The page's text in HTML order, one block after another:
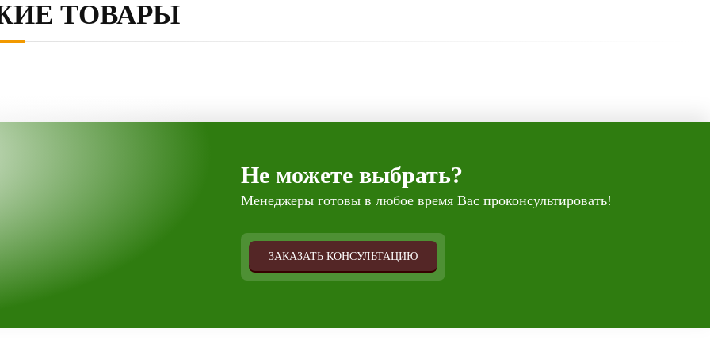
ТОВАРЫ
Не можете выбрать?
Менеджеры готовы в любое время Вас проконсультировать!
ЗАКАЗАТЬ КОНСУЛЬТАЦИЮ